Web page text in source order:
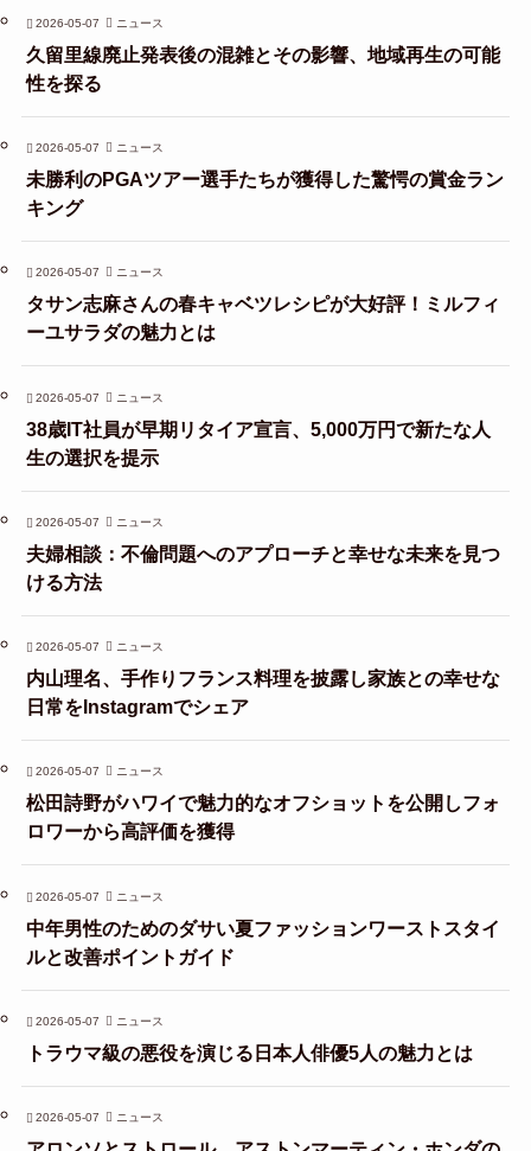
2026-05-07 ニュース
久留里線廃止発表後の混雑とその影響、地域再生の可能
性を探る
2026-05-07 ニュース
未勝利のPGAツアー選手たちが獲得した驚愕の賞金ラン
キング
2026-05-07 ニュース
タサン志麻さんの春キャベツレシピが大好評！ミルフィ
ーユサラダの魅力とは
2026-05-07 ニュース
38歳IT社員が早期リタイア宣言、5,000万円で新たな人
生の選択を提示
2026-05-07 ニュース
夫婦相談：不倫問題へのアプローチと幸せな未来を見つ
ける方法
2026-05-07 ニュース
内山理名、手作りフランス料理を披露し家族との幸せな
日常をInstagramでシェア
2026-05-07 ニュース
松田詩野がハワイで魅力的なオフショットを公開しフォ
ロワーから高評価を獲得
2026-05-07 ニュース
中年男性のためのダサい夏ファッションワーストスタイ
ルと改善ポイントガイド
2026-05-07 ニュース
トラウマ級の悪役を演じる日本人俳優5人の魅力とは
2026-05-07 ニュース